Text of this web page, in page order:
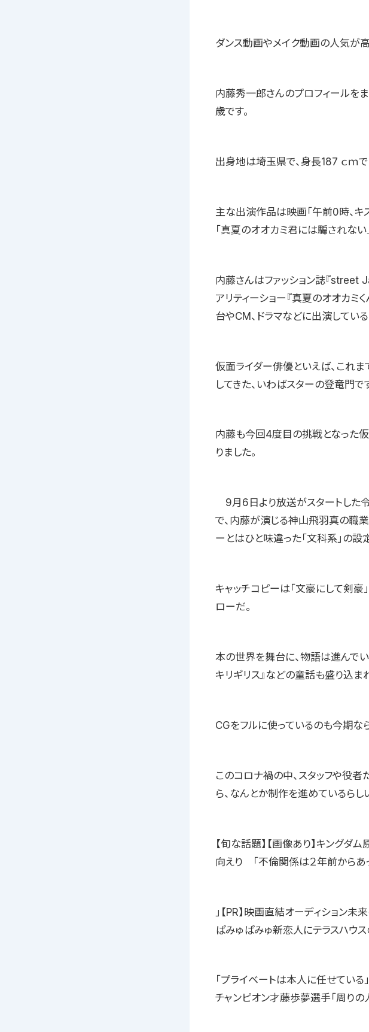
ダンス動画やメイク動画の人気が
内藤秀一郎さんのプロフィールを
歳です。
出身地は埼玉県で、身長187 ｃｍ
主な出演作品は映画「午前0時、キ
「真夏のオオカミ君には騙されない
内藤さんはファッション誌『street
アリティーショー『真夏のオオカミ
台やCM、ドラマなどに出演してい
仮面ライダー俳優といえば、これ
してきた、いわばスターの登竜門で
内藤も今回4度目の挑戦となった
りました。
9月6日より放送がスタートした令
で、内藤が演じる神山飛羽真の職
ーとはひと味違った「文科系」の設
キャッチコピーは「文豪にして剣豪
ローだ。
本の世界を舞台に、物語は進んでい
キリギリス』などの童話も盛り込ま
CGをフルに使っているのも今期な
このコロナ禍の中、スタッフや役
ら、なんとか制作を進めているらし
【旬な話題】【画像あり】キング
向えり 「不倫関係は２年前からあ
」【PR】映画直結オーディション未
ぱみゅぱみゅ新恋人にテラスハウス
「プライベートは本人に任せてい
チャンピオン才藤歩夢選手「周りの